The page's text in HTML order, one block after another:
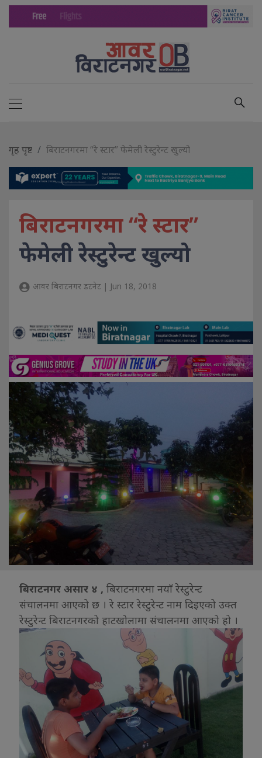
गृह पृष्ट बिराटनगरमा “रे स्टार” फेमेली रेस्टुरेन्ट खुल्यो
बिराटनगरमा “रे स्टार”
फेमेली रेस्टुरेन्ट खुल्यो
आवर बिराटनगर डटनेट | Jun 18, 2018
बिराटनगर असार ४ , बिराटनगरमा नयाँ रेस्टुरेन्ट
संचालनमा आएको छ । रे स्टार रेस्टुरेन्ट नाम दिइएको उक्त
रेस्टुरेन्ट बिराटनगरको हाटखोलामा संचालनमा आएको हो ।